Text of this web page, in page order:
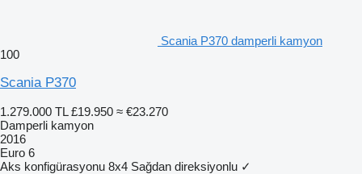
Scania P370 damperli kamyon
100
Scania P370
1.279.000 TL £19.950 ≈ €23.270
Damperli kamyon
2016
Euro 6
Aks konfigürasyonu 8x4 Sağdan direksiyonlu ✓